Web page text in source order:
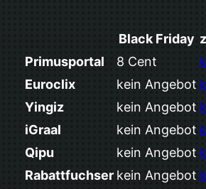
Black Friday
Primusportal
8 Cent
Euroclix
kein Angebot
Yingiz
kein Angebot
iGraal
kein Angebot
Qipu
kein Angebot
Rabattfuchser kein Angebot